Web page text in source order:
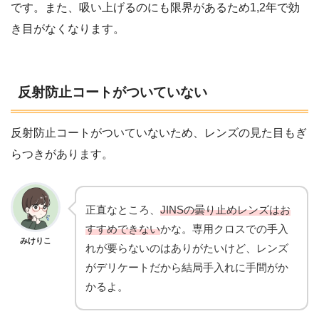
です。また、吸い上げるのにも限界があるため1,2年で効
き目がなくなります。
反射防止コートがついていない
反射防止コートがついていないため、レンズの見た目もぎ
らつきがあります。
みけりこ
正直なところ、 JINSの曇り止めレンズはお
すすめできないかな。専用クロスでの手入
れが要らないのはありがたいけど、レンズ
がデリケートだから結局手入れに手間がか
かるよ。